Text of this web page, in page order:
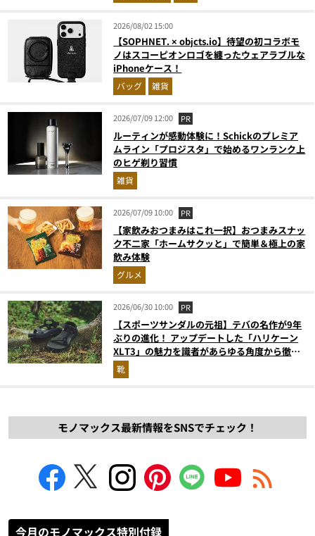
2026/08/02 15:00
【SOPHNET. × objcts.io】待望の初コラボモ
ノはスコーピオンロゴを纏ったウェアラブルな
iPhoneケース！
バッグ 雑貨
2026/07/09 12:00 PR
ルーティンが感動体験に！Schickのプレミア
ムライン「プロジスタ」で始めるワンランク上
のヒゲ剃り習慣
雑貨
2026/07/09 10:00 PR
【家飲みおつまみはこれ一択】おつまみスナッ
ク不二家「ホームサクッと」で簡単＆極上の家
飲み体験
グルメ
2026/06/30 10:00 PR
【スポーツサンダルの元祖】テバの名作が9年
ぶりの進化！ アップデートした「ハリケーン
XLT3」の魅力を識者があらゆる角度から徹底
解説！
靴
モノマックス最新情報をSNSでチェック！
今月のモノマックス特別付録